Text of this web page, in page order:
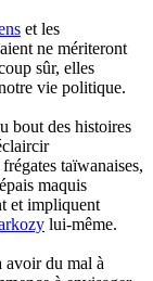
et les
ne mériteront
sûr, elles
vie politique.
bout des histoires
taïwanaises,
maquis
et impliquent
lui-même.
avoir du mal à